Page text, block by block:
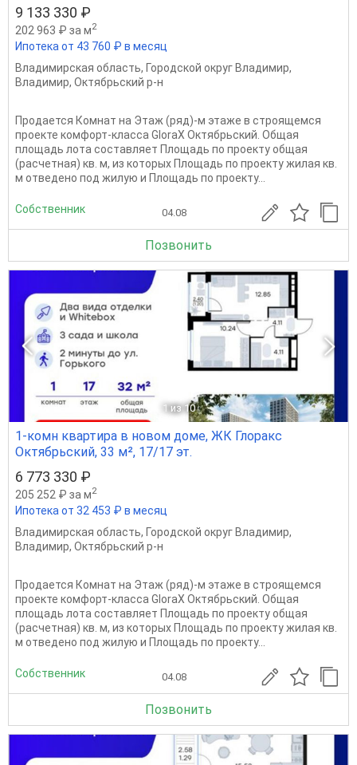
9 133 330 ₽
202 963 ₽ за м2
Ипотека от 43 760 ₽ в месяц
Владимирская область, Городской округ Владимир,
Владимир, Октябрьский р-н
Продается Комнат на Этаж (ряд)-м этаже в строящемся
проекте комфорт-класса GloraX Октябрьский. Общая
площадь лота составляет Площадь по проекту общая
(расчетная) кв. м, из которых Площадь по проекту жилая кв.
м отведено под жилую и Площадь по проекту...
Собственник 04.08
Позвонить
1 из 10
1-комн квартира в новом доме, ЖК Глоракс
Октябрьский, 33 м², 17/17 эт.
6 773 330 ₽
205 252 ₽ за м2
Ипотека от 32 453 ₽ в месяц
Владимирская область, Городской округ Владимир,
Владимир, Октябрьский р-н
Продается Комнат на Этаж (ряд)-м этаже в строящемся
проекте комфорт-класса GloraX Октябрьский. Общая
площадь лота составляет Площадь по проекту общая
(расчетная) кв. м, из которых Площадь по проекту жилая кв.
м отведено под жилую и Площадь по проекту...
Собственник 04.08
Позвонить